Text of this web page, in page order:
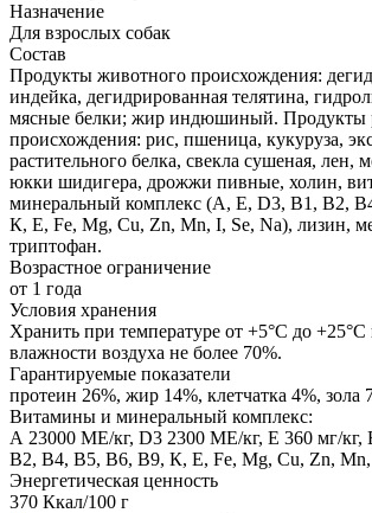
Назначение
Для взрослых собак
Состав
Продукты животного происхождения:
индейка, дегидрированная телятина,
мясные белки; жир индюшиный. Продукты
происхождения: рис, пшеница, кукуруза,
растительного белка, свекла сушеная, лен,
юкки шидигера, дрожжи пивные, холин,
минеральный комплекс (А, E, D3, В1, В2,
К, Е, Fe, Mg, Cu, Zn, Mn, I, Se, Na), лизин,
триптофан.
Возрастное ограничение
от 1 года
Условия хранения
Хранить при температуре от +5°С до +25°С
влажности воздуха не более 70%.
Гарантируемые показатели
протеин 26%, жир 14%, клетчатка 4%, зола
Витамины и минеральный комплекс:
А 23000 МЕ/кг, D3 2300 МЕ/кг, Е 360 мг/кг,
В2, В4, В5, В6, В9, К, Е, Fe, Mg, Cu, Zn, Mn,
Энергетическая ценность
370 Ккал/100 г